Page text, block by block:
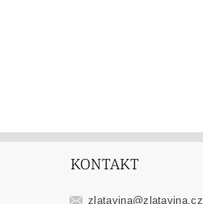
KONTAKT
zlatavina@zlatavina.cz